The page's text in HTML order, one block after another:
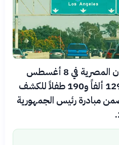
أعلنت وزارة الصحة والسكان المصرية في 8 أغسطس
2026 فحص 10 ملايين و129 ألفاً و190 طفلاً للكشف
مبادرة رئيس الجمهورية